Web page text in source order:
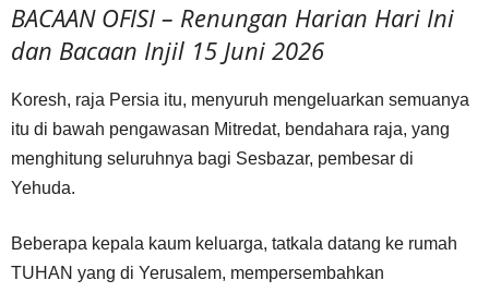
BACAAN OFISI – Renungan Harian Hari Ini
dan Bacaan Injil 15 Juni 2026
Koresh, raja Persia itu, menyuruh mengeluarkan semuanya
itu di bawah pengawasan Mitredat, bendahara raja, yang
menghitung seluruhnya bagi Sesbazar, pembesar di
Yehuda.
Beberapa kepala kaum keluarga, tatkala datang ke rumah
TUHAN yang di Yerusalem, mempersembahkan